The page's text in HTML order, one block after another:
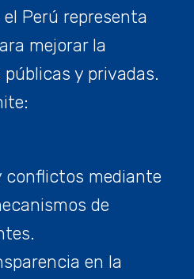
Perú representa
mejorar la
y privadas.
conflictos mediante
de
en la